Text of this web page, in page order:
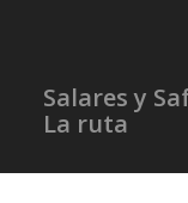
Salares y
La ruta